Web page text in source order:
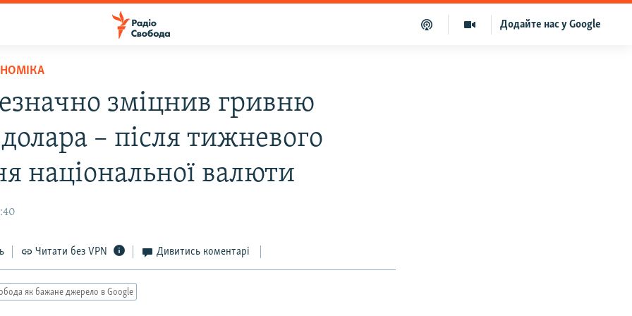
Додайте нас у Google
зміцнив гривню
– після тижневого
національної валюти
Читати без VPN Дивитись коментарі
як бажане джерело в Google